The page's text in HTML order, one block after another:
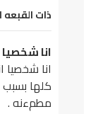
يقول
ذات القبعه
انا
انا شخصيا
كلها
مطمءنه .